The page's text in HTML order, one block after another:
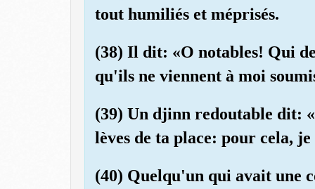
tout humiliés et méprisés.
(38) Il dit: «O notables! Qui
qu'ils ne viennent à moi
(39) Un djinn redoutable dit:
lèves de ta place: pour cela,
(40) Quelqu'un qui avait une